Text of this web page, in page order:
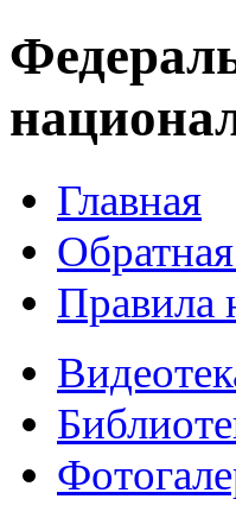
Главная
Правила